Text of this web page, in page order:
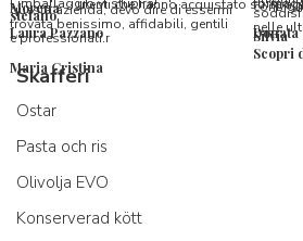
stefano
Laura Pazzano
Morena
questa azienda, devo dire di essermi
trovata benissimo, affidabili, gentili
e professionali.r
Maria Cristina
Donata
Silvia
nelle
Scopri
utenti che hanno acquistato su
Skafferi
Ostar
Pasta och ris
Olivolja EVO
Konserverad kött